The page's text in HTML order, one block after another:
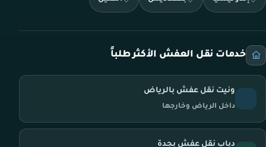
خدمات نقل العفش الأكثر طلباً
ونيت نقل عفش بالرياض
داخل الرياض وخارجها
دباب نقل عفش بجدة